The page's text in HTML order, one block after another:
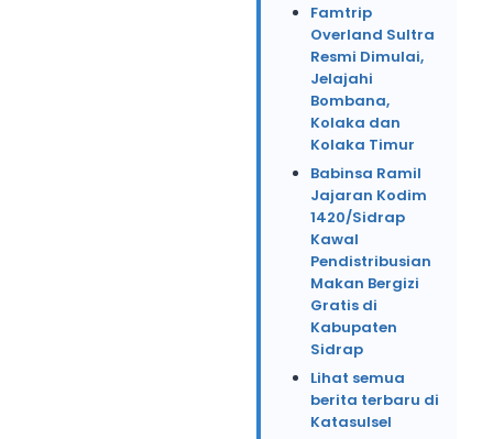
Famtrip
Overland Sultra
Resmi Dimulai,
Jelajahi
Bombana,
Kolaka dan
Kolaka Timur
Babinsa Ramil
Jajaran Kodim
1420/Sidrap
Kawal
Pendistribusian
Makan Bergizi
Gratis di
Kabupaten
Sidrap
Lihat semua
berita terbaru di
Katasulsel